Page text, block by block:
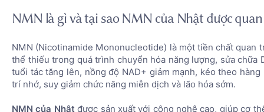
NMN là gì và tại sao NMN của Nhật được
NMN (Nicotinamide Mononucleotide) là một tiền chất quan
thể thiếu trong quá trình chuyển hóa năng lượng, sửa chữa
tuổi tác tăng lên, nồng độ NAD+ giảm mạnh, kéo theo
trí nhớ, suy giảm chức năng miễn dịch và lão hóa sớm.
NMN của Nhật được sản xuất với công nghệ cao, giúp cơ